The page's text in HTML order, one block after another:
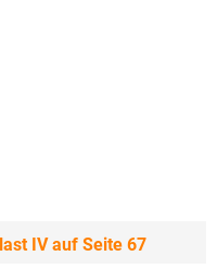
IV auf Seite 67